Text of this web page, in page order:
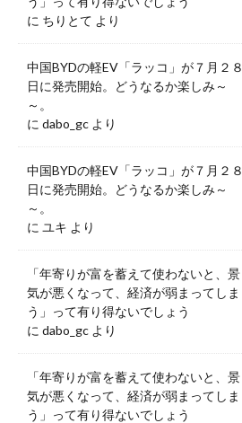
に ちりとて より
中国BYDの軽EV「ラッコ」が７月２８
日に発売開始。どうなるか楽しみ～
～。
に dabo_gc より
中国BYDの軽EV「ラッコ」が７月２８
日に発売開始。どうなるか楽しみ～
～。
に ユキ より
「年寄りが富を蓄えて使わないと、景
気が悪くなって、経済が弱まってしま
う」って有り得ないでしょう
に dabo_gc より
「年寄りが富を蓄えて使わないと、景
気が悪くなって、経済が弱まってしま
う」って有り得ないでしょう